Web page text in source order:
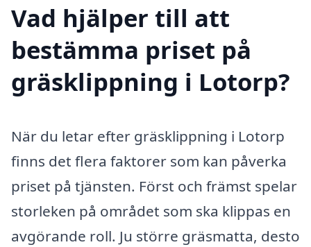
Vad hjälper till att
bestämma priset på
gräsklippning i Lotorp?
När du letar efter gräsklippning i Lotorp
finns det flera faktorer som kan påverka
priset på tjänsten. Först och främst spelar
storleken på området som ska klippas en
avgörande roll. Ju större gräsmatta, desto